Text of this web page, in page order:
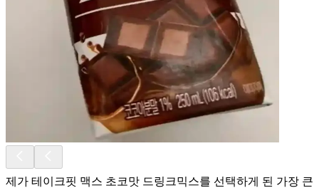
제가 테이크핏 맥스 초코맛 드링크믹스를 선택하게 된 가장 큰